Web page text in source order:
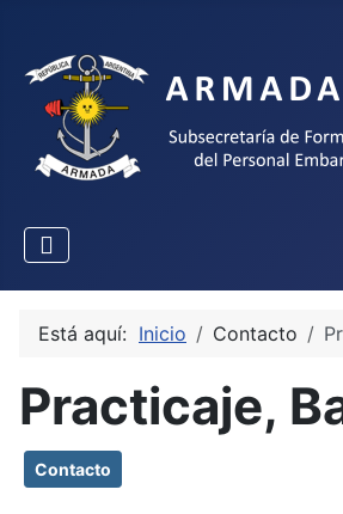
Está aquí: Inicio Contacto
Practicaje,
Contacto